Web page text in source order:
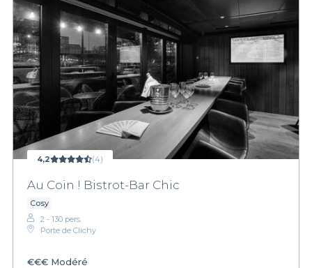
4,2 (4)
Au Coin ! Bistrot-Bar Chic
Cosy
2 - 130 pers.
Porte de Clichy
€€€ Modéré